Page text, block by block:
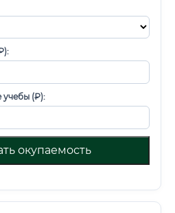
(₽):
окупаемость